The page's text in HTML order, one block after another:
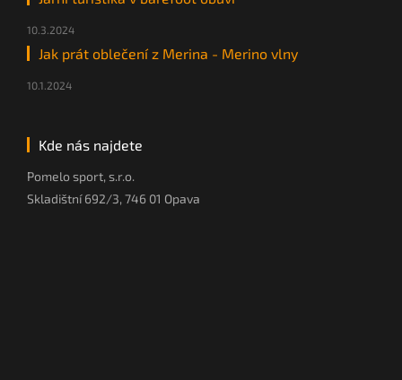
10.3.2024
Jak prát oblečení z Merina - Merino vlny
10.1.2024
Kde nás najdete
Pomelo sport, s.r.o.
Skladištní 692/3, 746 01 Opava